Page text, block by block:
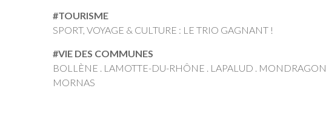
#TOURISME
SPORT, VOYAGE & CULTURE : LE TRIO GAGNANT !
#VIE DES COMMUNES
BOLLÈNE . LAMOTTE-DU-RHÔNE . LAPALUD . MONDRAGON .
MORNAS